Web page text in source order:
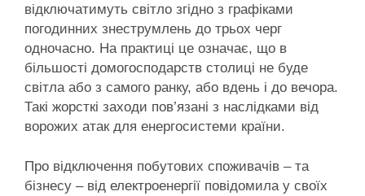
відключатимуть світло згідно з графіками
погодинних знеструмлень до трьох черг
одночасно. На практиці це означає, що в
більшості домогосподарств столиці не буде
світла або з самого ранку, або вдень і до вечора.
Такі жорсткі заходи пов’язані з наслідками від
ворожих атак для енергосистеми країни.
Про відключення побутових споживачів – та
бізнесу – від електроенергії повідомила у своїх